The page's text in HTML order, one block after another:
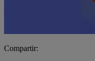
Compartir: